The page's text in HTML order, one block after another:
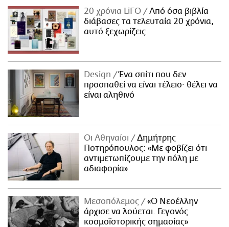
20 χρόνια LiFO
Από όσα βιβλία
διάβασες τα τελευταία 20 χρόνια,
αυτό ξεχωρίζεις
Design
Ένα σπίτι που δεν
προσπαθεί να είναι τέλειο· θέλει να
είναι αληθινό
Οι Αθηναίοι
Δημήτρης
Ποτηρόπουλος: «Με φοβίζει ότι
αντιμετωπίζουμε την πόλη με
αδιαφορία»
Μεσοπόλεμος
«Ο Νεοέλλην
άρχισε να λούεται. Γεγονός
κοσμοϊστορικής σημασίας»